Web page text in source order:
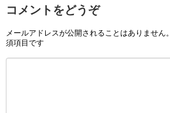
コメントをどうぞ
メールアドレスが公開されることはありません。
須項目です